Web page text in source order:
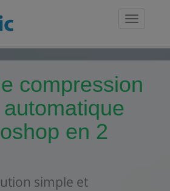
Toggle
compression
en 2
simple et